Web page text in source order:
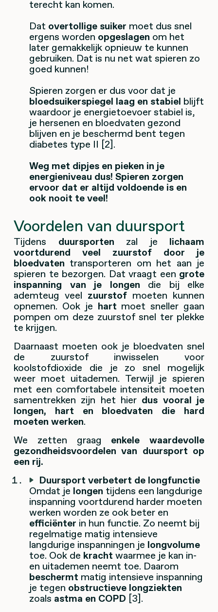
terecht kan komen.
Dat overtollige suiker moet dus snel
ergens worden opgeslagen om het
later gemakkelijk opnieuw te kunnen
gebruiken. Dat is nu net wat spieren zo
goed kunnen!
Spieren zorgen er dus voor dat je
bloedsuikerspiegel laag en stabiel blijft
waardoor je energietoevoer stabiel is,
je hersenen en bloedvaten gezond
blijven en je beschermd bent tegen
diabetes type II [2].
Weg met dipjes en pieken in je
energieniveau dus! Spieren zorgen
ervoor dat er altijd voldoende is en
ook nooit te veel!
Voordelen van duursport
Tijdens duursporten zal je lichaam
voortdurend veel zuurstof door je
bloedvaten transporteren om het aan je
spieren te bezorgen. Dat vraagt een grote
inspanning van je longen die bij elke
ademteug veel zuurstof moeten kunnen
opnemen. Ook je hart moet sneller gaan
pompen om deze zuurstof snel ter plekke
te krijgen.
Daarnaast moeten ook je bloedvaten snel
de zuurstof inwisselen voor
koolstofdioxide die je zo snel mogelijk
weer moet uitademen. Terwijl je spieren
met een comfortabele intensiteit moeten
samentrekken zijn het hier dus vooral je
longen, hart en bloedvaten die hard
moeten werken.
We zetten graag enkele waardevolle
gezondheidsvoordelen van duursport op
een rij.
Duursport verbetert de longfunctie
Omdat je longen tijdens een langdurige
inspanning voortdurend harder moeten
werken worden ze ook beter en
efficiënter in hun functie. Zo neemt bij
regelmatige matig intensieve
langdurige inspanningen je longvolume
toe. Ook de kracht waarmee je kan in-
en uitademen neemt toe. Daarom
beschermt matig intensieve inspanning
je tegen obstructieve longziekten
zoalsastma en COPD [3].